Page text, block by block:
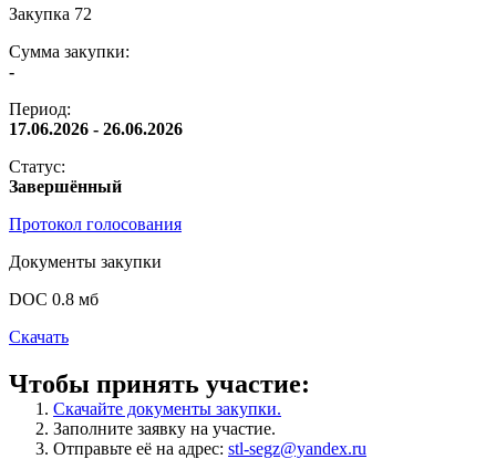
Закупка 72
Сумма закупки:
-
Период:
17.06.2026 - 26.06.2026
Статус:
Завершённый
Протокол голосования
Документы закупки
DOC 0.8 мб
Скачать
Чтобы принять участие:
Скачайте документы закупки.
Заполните заявку на участие.
Отправьте её на адрес: stl-segz@yandex.ru